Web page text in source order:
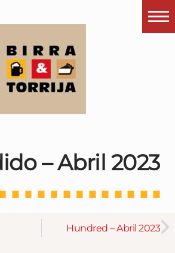
es pués?
visitas
los garitos
– Abril 2023
Hundred – Abril 2023